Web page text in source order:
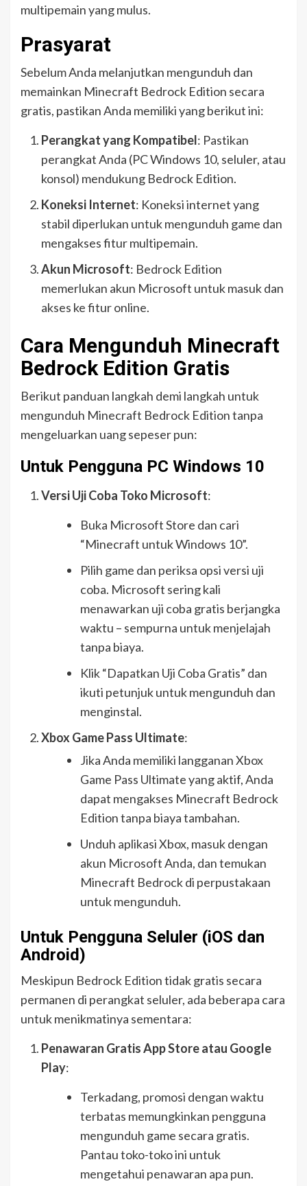
multipemain yang mulus.
Prasyarat
Sebelum Anda melanjutkan mengunduh dan
memainkan Minecraft Bedrock Edition secara
gratis, pastikan Anda memiliki yang berikut ini:
Perangkat yang Kompatibel: Pastikan
perangkat Anda (PC Windows 10, seluler, atau
konsol) mendukung Bedrock Edition.
Koneksi Internet: Koneksi internet yang
stabil diperlukan untuk mengunduh game dan
mengakses fitur multipemain.
Akun Microsoft: Bedrock Edition
memerlukan akun Microsoft untuk masuk dan
akses ke fitur online.
Cara Mengunduh Minecraft
Bedrock Edition Gratis
Berikut panduan langkah demi langkah untuk
mengunduh Minecraft Bedrock Edition tanpa
mengeluarkan uang sepeser pun:
Untuk Pengguna PC Windows 10
Versi Uji Coba Toko Microsoft:
Buka Microsoft Store dan cari
“Minecraft untuk Windows 10”.
Pilih game dan periksa opsi versi uji
coba. Microsoft sering kali
menawarkan uji coba gratis berjangka
waktu – sempurna untuk menjelajah
tanpa biaya.
Klik “Dapatkan Uji Coba Gratis” dan
ikuti petunjuk untuk mengunduh dan
menginstal.
Xbox Game Pass Ultimate:
Jika Anda memiliki langganan Xbox
Game Pass Ultimate yang aktif, Anda
dapat mengakses Minecraft Bedrock
Edition tanpa biaya tambahan.
Unduh aplikasi Xbox, masuk dengan
akun Microsoft Anda, dan temukan
Minecraft Bedrock di perpustakaan
untuk mengunduh.
Untuk Pengguna Seluler (iOS dan
Android)
Meskipun Bedrock Edition tidak gratis secara
permanen di perangkat seluler, ada beberapa cara
untuk menikmatinya sementara:
Penawaran Gratis App Store atau Google
Play:
Terkadang, promosi dengan waktu
terbatas memungkinkan pengguna
mengunduh game secara gratis.
Pantau toko-toko ini untuk
mengetahui penawaran apa pun.